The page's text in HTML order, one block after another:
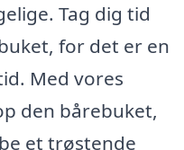
Tag dig tid
for det er en
Med vores
den bårebuket,
et trøstende